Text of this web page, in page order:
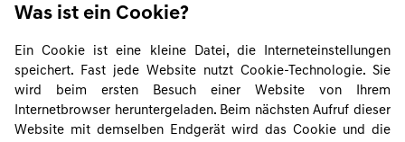
Was ist ein Cookie?
Ein Cookie ist eine kleine Datei, die Interneteinstellungen
speichert. Fast jede Website nutzt Cookie-Technologie. Sie
wird beim ersten Besuch einer Website von Ihrem
Internetbrowser heruntergeladen. Beim nächsten Aufruf dieser
Website mit demselben Endgerät wird das Cookie und die